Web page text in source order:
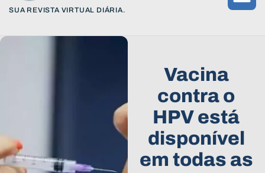
SUA REVISTA VIRTUAL DIÁRIA.
Vacina
contra o
HPV está
disponível
em todas as